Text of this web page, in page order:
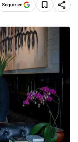
Seguir en